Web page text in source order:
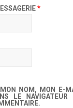
*
MON NOM, MON E-
LE NAVIGATEUR